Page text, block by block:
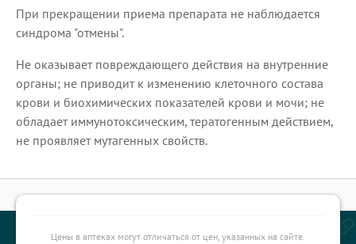
При прекращении приема препарата не наблюдается
синдрома "отмены".
Не оказывает повреждающего действия на внутренние
органы; не приводит к изменению клеточного состава
крови и биохимических показателей крови и мочи; не
обладает иммунотоксическим, тератогенным действием,
не проявляет мутагенных свойств.
Цены в аптеках могут отличаться от цен, указанных на сайте.